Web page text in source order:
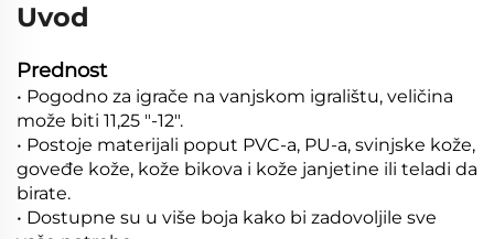
Uvod
Prednost
• Pogodno za igrače na vanjskom igralištu, veličina
može biti 11,25 "-12".
• Postoje materijali poput PVC-a, PU-a, svinjske kože,
goveđe kože, kože bikova i kože janjetine ili teladi da
birate.
• Dostupne su u više boja kako bi zadovoljile sve